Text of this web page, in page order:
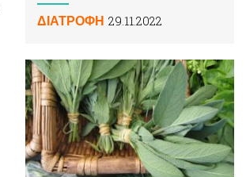
ΔΙΑΤΡΟΦΗ 29.11.2022